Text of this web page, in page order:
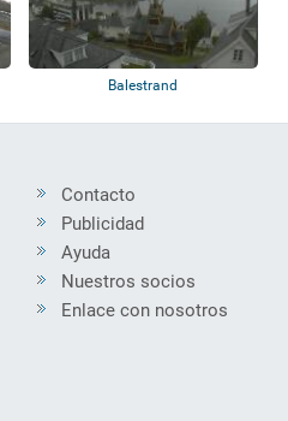
Balestrand
Contacto
Publicidad
Ayuda
Nuestros socios
Enlace con nosotros